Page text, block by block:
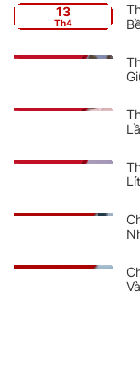
13
Th4